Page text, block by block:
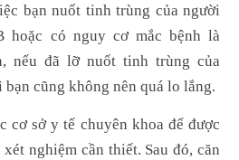
bạn nuốt tinh trùng của người
hoặc có nguy cơ mắc bệnh là
nếu đã lỡ nuốt tinh trùng của
cũng không nên quá lo lắng.
cơ sở y tế chuyên khoa để được
nghiệm cần thiết. Sau đó, căn